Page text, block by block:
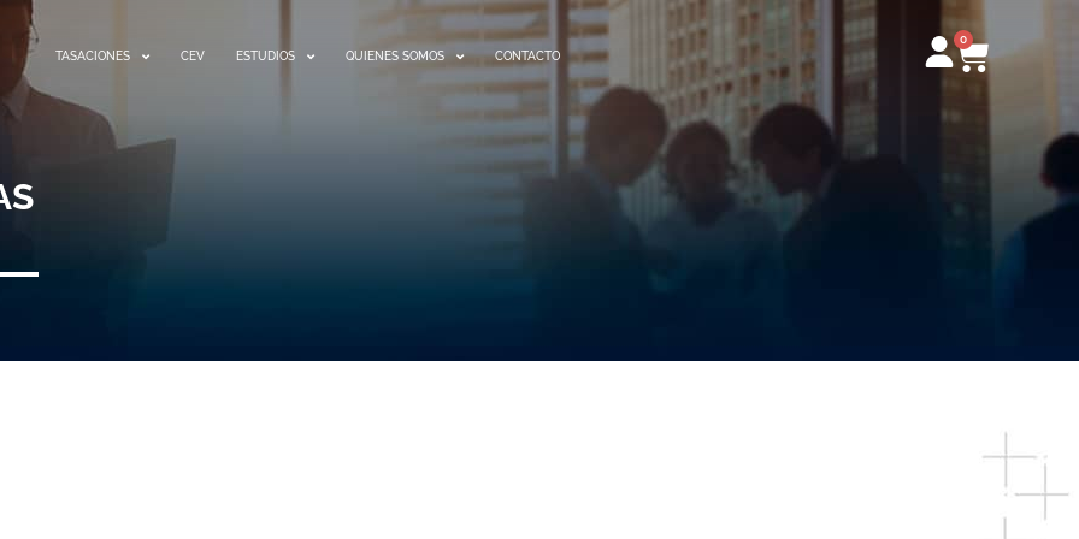
TASACIONES CEV ESTUDIOS QUIENES SOMOS CONTACTO
0
Carrito